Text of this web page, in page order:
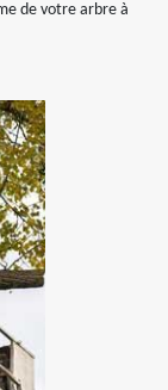
de votre arbre à